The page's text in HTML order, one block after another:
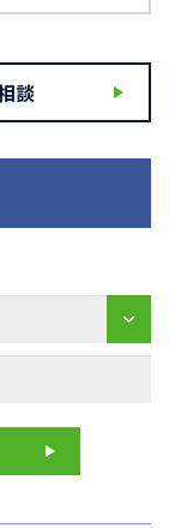
談